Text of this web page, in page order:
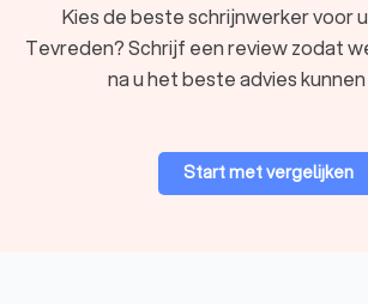
Kies de beste schrijnwerker voor
Tevreden? Schrijf een review zodat
na u het beste advies
Start met vergelijken